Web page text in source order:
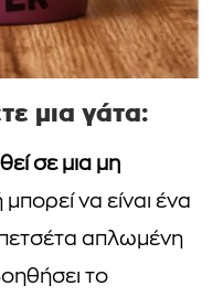
μια γάτα:
σε μια μη
να είναι ένα
απλωμένη
το